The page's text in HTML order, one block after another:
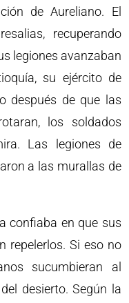
de Aureliano. El
recuperando
legiones avanzaban
su ejército de
después de que las
los soldados
Las legiones de
a las murallas de
confiaba en que sus
repelerlos. Si eso no
sucumbieran al
desierto. Según la